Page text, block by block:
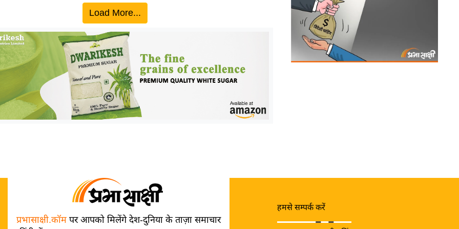
Load More...
प्रभासाक्षी.कॉमपर आपको मिलेंगे देश-दुनिया के ताज़ा समाचार
हमसे सम्पर्क करें